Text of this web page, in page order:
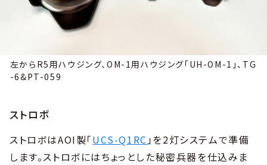
左からR5用ハウジング、OM-1用ハウジング「UH-OM-1」、TG
-6&PT-059
ストロボ
ストロボはAOI製「UCS-Q1RC」を2灯システムで準備
します。ストロボにはちょっとした秘密兵器を仕込みま